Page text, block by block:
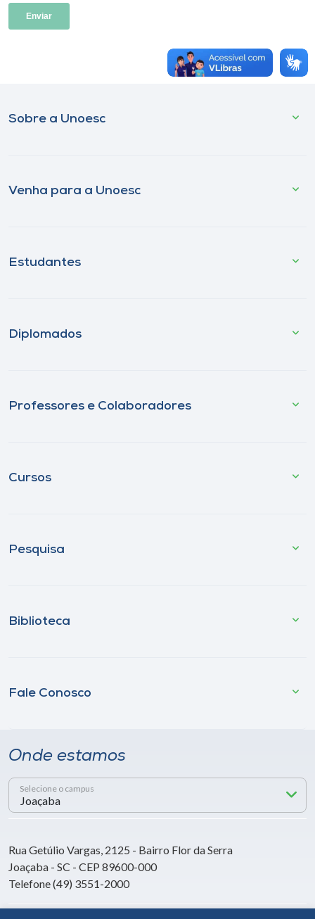
Unoesc
o idioma
A-
Sobre a Unoesc
Venha para a Unoesc
Estudantes
Diplomados
Professores e Colaboradores
Cursos
Pesquisa
Biblioteca
Fale Conosco
Onde estamos
Selecione o campus
Rua Getúlio Vargas, 2125 - Bairro Flor da Serra
Joaçaba - SC - CEP 89600-000
Telefone (49) 3551-2000